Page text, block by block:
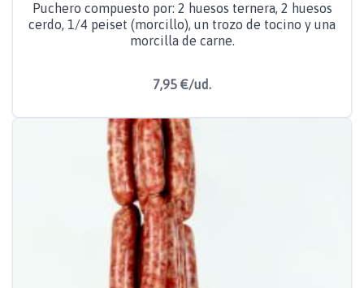
Puchero compuesto por: 2 huesos ternera, 2 huesos
cerdo, 1/4 peiset (morcillo), un trozo de tocino y una
morcilla de carne.
7,95 €/ud.